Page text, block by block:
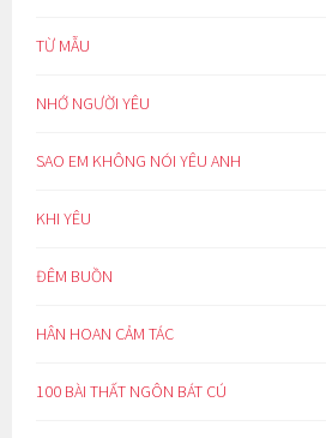
TỪ MẪU
NHỚ NGƯỜI YÊU
SAO EM KHÔNG NÓI YÊU ANH
KHI YÊU
ĐÊM BUỒN
HÂN HOAN CẢM TÁC
100 BÀI THẤT NGÔN BÁT CÚ